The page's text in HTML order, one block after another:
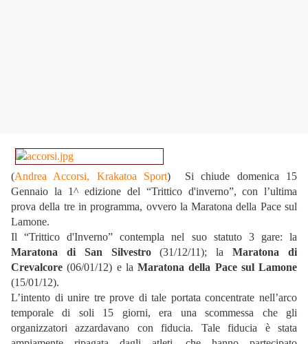
(Andrea Accorsi, Krakatoa Sport) Si chiude domenica 15
Gennaio la 1^ edizione del “Trittico d'inverno”, con l’ultima
prova della tre in programma, ovvero la Maratona della Pace sul
Lamone.
Il “Trittico d'Inverno” contempla nel suo statuto 3 gare: la
Maratona di San Silvestro(31/12/11); laMaratona di
Crevalcore (06/01/12) e la Maratona della Pace sul Lamone
(15/01/12).
L’intento di unire tre prove di tale portata concentrate nell’arco
temporale di soli 15 giorni, era una scommessa che gli
organizzatori azzardavano con fiducia. Tale fiducia è stata